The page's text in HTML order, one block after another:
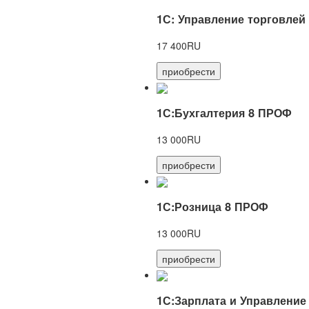
1С: Управление торговлей
17 400RU
приобрести
1С:Бухгалтерия 8 ПРОФ
13 000RU
приобрести
1С:Розница 8 ПРОФ
13 000RU
приобрести
1С:Зарплата и Управление